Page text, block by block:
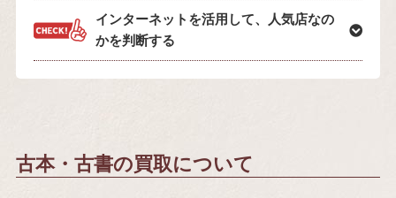
インターネットを活用して、人気店なの
かを判断する
古本・古書の買取について